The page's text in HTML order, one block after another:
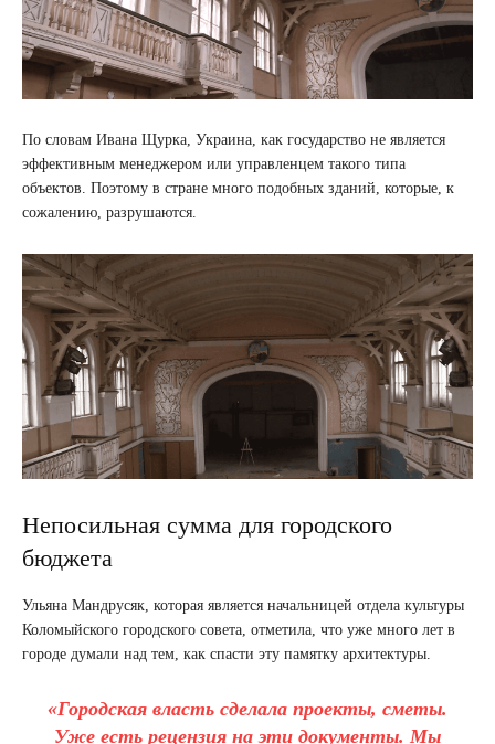
По словам Ивана Щурка, Украина, как государство не является
эффективным менеджером или управленцем такого типа
объектов. Поэтому в стране много подобных зданий, которые, к
сожалению, разрушаются.
Непосильная сумма для городского
бюджета
Ульяна Мандрусяк, которая является начальницей отдела культуры
Коломыйского городского совета, отметила, что уже много лет в
городе думали над тем, как спасти эту памятку архитектуры.
«Городская власть сделала проекты, сметы.
Уже есть рецензия на эти документы. Мы